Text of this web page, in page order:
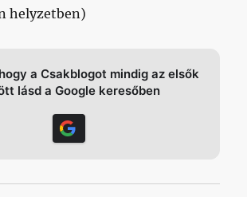
helyzetben)
a Csakblogot mindig az elsők
lásd a Google keresőben